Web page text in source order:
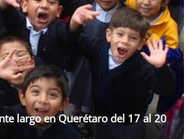
largo en Querétaro del 17 al 20